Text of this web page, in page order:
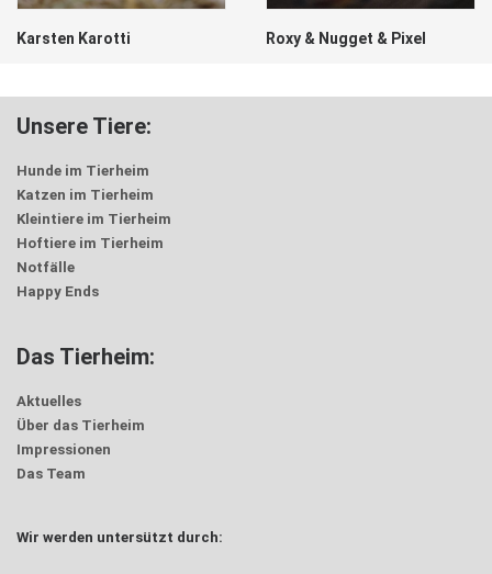
Karsten Karotti Roxy & Nugget & Pixel
Unsere Tiere:
Hunde im Tierheim
Katzen im Tierheim
Kleintiere im Tierheim
Hoftiere im Tierheim
Notfälle
Happy Ends
Das Tierheim:
Aktuelles
Über das Tierheim
Impressionen
Das Team
Wir werden untersützt durch: